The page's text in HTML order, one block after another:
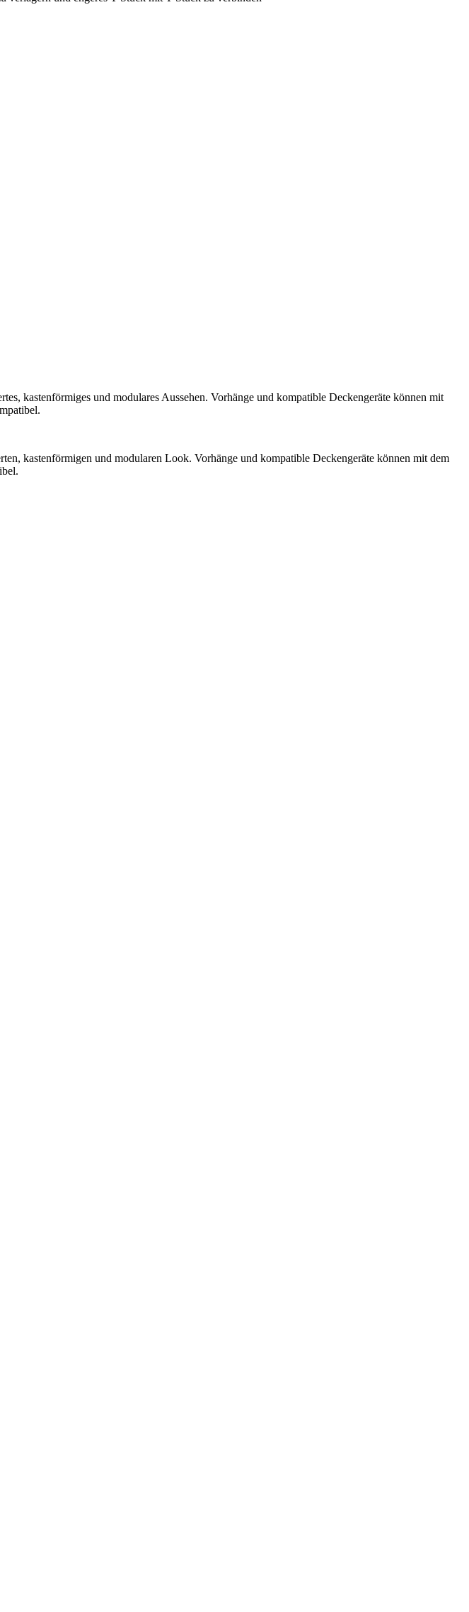
kastenförmiges und modulares Aussehen. Vorhänge und kompatible Deckengeräte können mit
kastenförmigen und modularen Look. Vorhänge und kompatible Deckengeräte können mit dem